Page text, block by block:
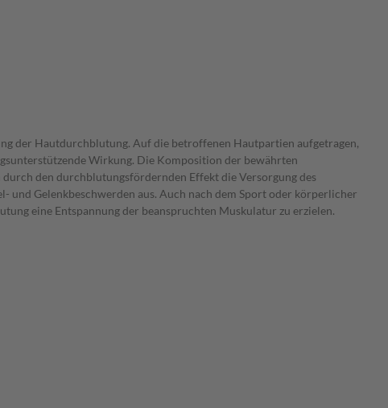
der Hautdurchblutung. Auf die betroffenen Hautpartien aufgetragen,
Wirkung. Die Komposition der bewährten
den durchblutungsfördernden Effekt die Versorgung des
und Gelenkbeschwerden aus. Auch nach dem Sport oder körperlicher
eine Entspannung der beanspruchten Muskulatur zu erzielen.